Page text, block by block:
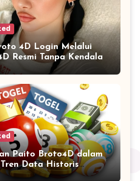
4D Login Melalui
Resmi Tanpa Kendala
Paito Broto4D dalam
Data Historis